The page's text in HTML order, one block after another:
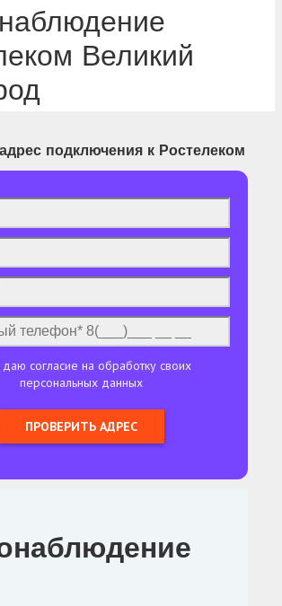
Великий
подключения к Ростелеком
согласие на обработку своих
персональных данных